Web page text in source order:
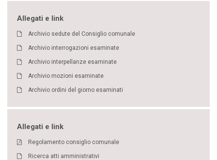
Allegati e link
Archivio sedute del Consiglio comunale
Archivio interrogazioni esaminate
Archivio interpellanze esaminate
Archivio mozioni esaminate
Archivio ordini del giorno esaminati
Allegati e link
Regolamento consiglio comunale
Ricerca atti amministrativi